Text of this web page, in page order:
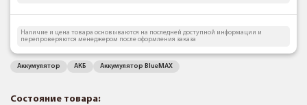
Наличие и цена товара основываются на последней доступной информации и
перепроверяются менеджером после оформления заказа
Аккумулятор АКБ Аккумулятор BlueMAX
Состояние товара: